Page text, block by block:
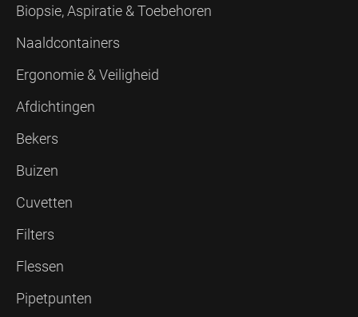
Biopsie, Aspiratie & Toebehoren
Naaldcontainers
Ergonomie & Veiligheid
Afdichtingen
Bekers
Buizen
Cuvetten
Filters
Flessen
Pipetpunten